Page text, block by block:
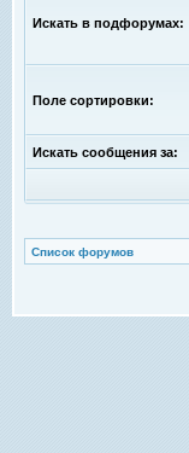
Искать в подфорумах:
Поле сортировки:
Искать сообщения за:
Список форумов